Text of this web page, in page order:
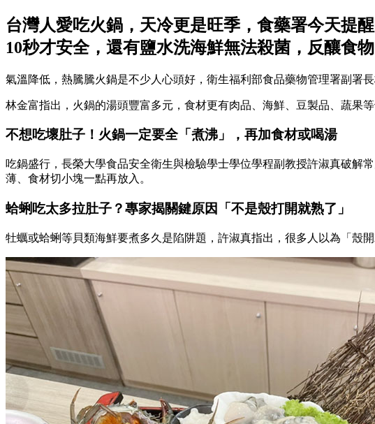
台灣人愛吃火鍋，天冷更是旺季，食藥署今天提
10秒才安全，還有鹽水洗海鮮無法殺菌，反釀食物
氣溫降低，熱騰騰火鍋是不少人心頭好，衛生福利部食品藥物管理署副署
林金富指出，火鍋的湯頭豐富多元，食材更有肉品、海鮮、豆製品、蔬果
不想吃壞肚子！火鍋一定要全「煮沸」，再加食材或喝湯
吃鍋盛行，長榮大學食品安全衛生與檢驗學士學位學程副教授許淑真破解
薄、食材切小塊一點再放入。
蛤蜊吃太多拉肚子？專家揭關鍵原因「不是殼打開就熟了」
牡蠣或蛤蜊等貝類海鮮要煮多久是陷阱題，許淑真指出，很多人以為「殼